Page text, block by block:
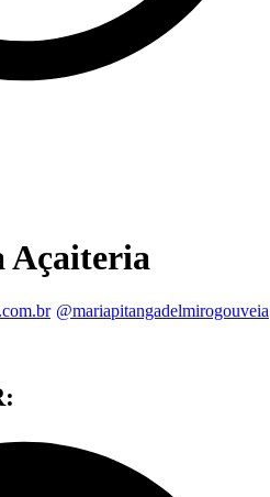
Açaiteria
@mariapitangadelmirogouveia